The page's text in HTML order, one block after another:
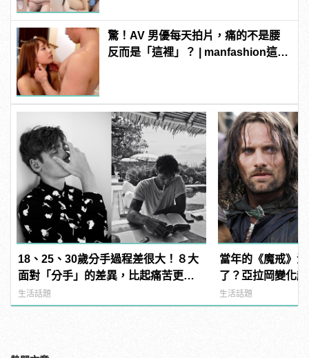
驚！AV 男優每天拍片，痛的不是腰
反而是「這裡」？ | manfashion這樣
18、25、30歲分手過程差很大！８大
面對「分手」的差異，比起痛苦更多
感謝！
生活話題
當年的《魔戒》
了？亞拉岡變化
夫、精靈王全都
manfashion這樣
生活話題